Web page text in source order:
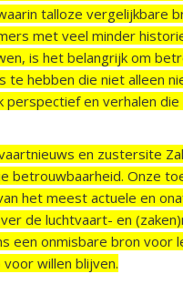
talloze vergelijkbare
met veel minder
is het belangrijk om
te hebben die niet alleen
perspectief en verhalen
en zustersite
betrouwbaarheid. Onze
het meest actuele en
de luchtvaart- en
een onmisbare bron voor
willen blijven.